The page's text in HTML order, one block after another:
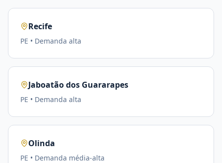
Recife
PE • Demanda alta
Jaboatão dos Guararapes
PE • Demanda alta
Olinda
PE • Demanda média-alta